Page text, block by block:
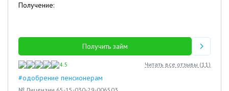
Получение:
Получить займ
4.5 Читать все отзывы (11)
#одобрение пенсионерам